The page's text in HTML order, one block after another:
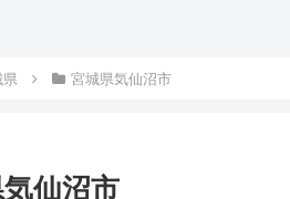
県 宮城県気仙沼市
仙沼市